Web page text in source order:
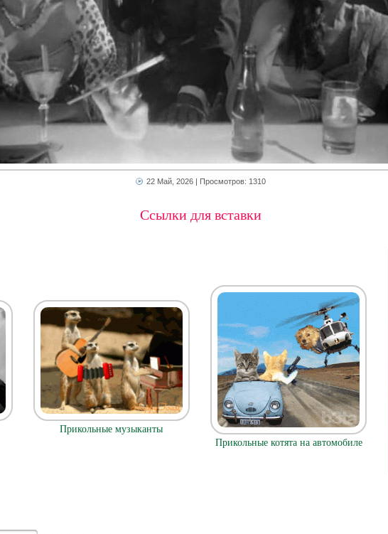
22 Май, 2026| Просмотров: 1310
Ссылки для вставки
Прикольные музыканты
Прикольные котята на автомобиле